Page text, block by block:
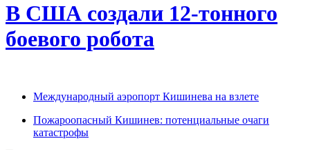
В США создали 12-тонного
боевого робота
Международный аэропорт Кишинева на взлете
Пожароопасный Кишинев: потенциальные очаги
катастрофы